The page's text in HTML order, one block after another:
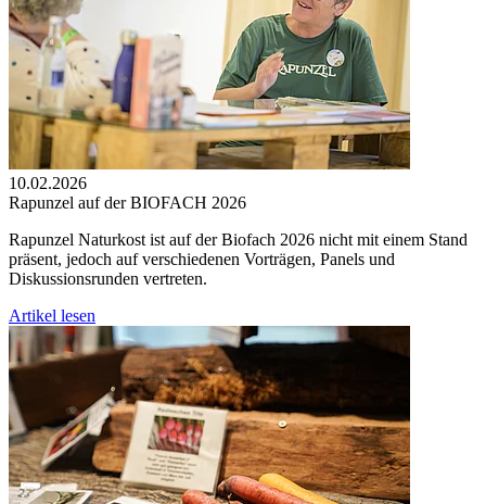
10.02.2026
Rapunzel auf der BIOFACH 2026
Rapunzel Naturkost ist auf der Biofach 2026 nicht mit einem Stand
präsent, jedoch auf verschiedenen Vorträgen, Panels und
Diskussionsrunden vertreten.
Artikel lesen